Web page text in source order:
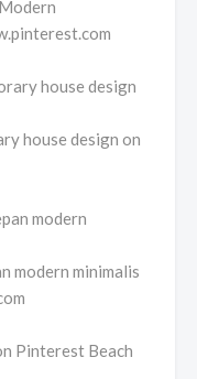
house design on
modern minimalis